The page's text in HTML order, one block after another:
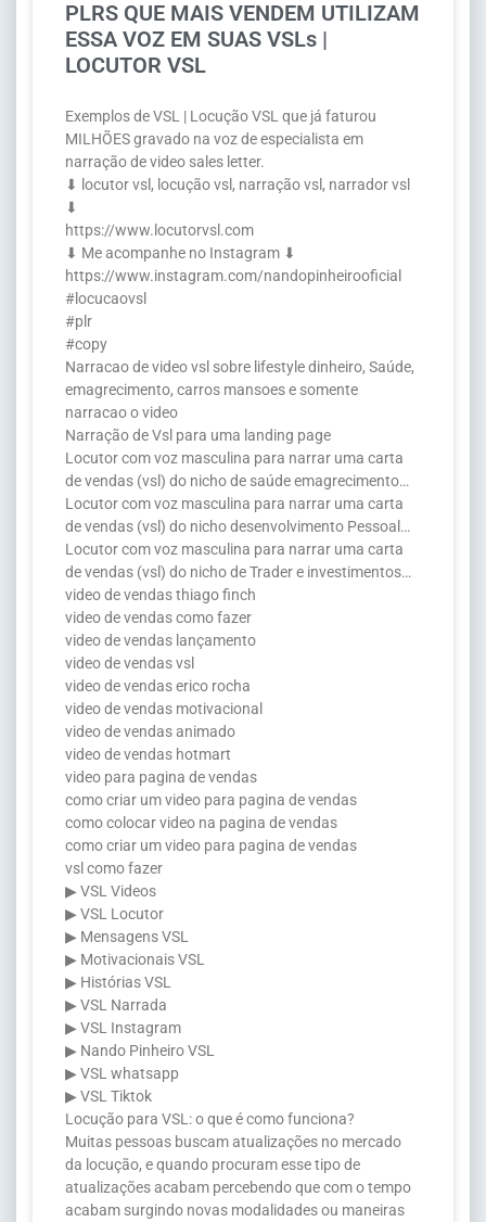
PLRS QUE MAIS VENDEM UTILIZAM
ESSA VOZ EM SUAS VSLs |
LOCUTOR VSL
Exemplos de VSL | Locução VSL que já faturou
MILHÕES gravado na voz de especialista em
narração de video sales letter.
⬇ locutor vsl, locução vsl, narração vsl, narrador vsl
⬇
https://www.locutorvsl.com
⬇ Me acompanhe no Instagram ⬇
https://www.instagram.com/nandopinheirooficial
#locucaovsl
#plr
#copy
Narracao de video vsl sobre lifestyle dinheiro, Saúde,
emagrecimento, carros mansoes e somente
narracao o video
Narração de Vsl para uma landing page
Locutor com voz masculina para narrar uma carta
de vendas (vsl) do nicho de saúde emagrecimento…
Locutor com voz masculina para narrar uma carta
de vendas (vsl) do nicho desenvolvimento Pessoal…
Locutor com voz masculina para narrar uma carta
de vendas (vsl) do nicho de Trader e investimentos…
video de vendas thiago finch
video de vendas como fazer
video de vendas lançamento
video de vendas vsl
video de vendas erico rocha
video de vendas motivacional
video de vendas animado
video de vendas hotmart
video para pagina de vendas
como criar um video para pagina de vendas
como colocar video na pagina de vendas
como criar um video para pagina de vendas
vsl como fazer
▶ VSL Videos
▶ VSL Locutor
▶ Mensagens VSL
▶ Motivacionais VSL
▶ Histórias VSL
▶ VSL Narrada
▶ VSL Instagram
▶ Nando Pinheiro VSL
▶ VSL whatsapp
▶ VSL Tiktok
Locução para VSL: o que é como funciona?
Muitas pessoas buscam atualizações no mercado
da locução, e quando procuram esse tipo de
atualizações acabam percebendo que com o tempo
acabam surgindo novas modalidades ou maneiras